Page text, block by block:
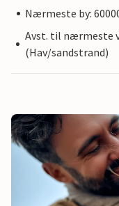
Nærmeste by:
Avst. til nærmeste
(Hav/sandstrand)